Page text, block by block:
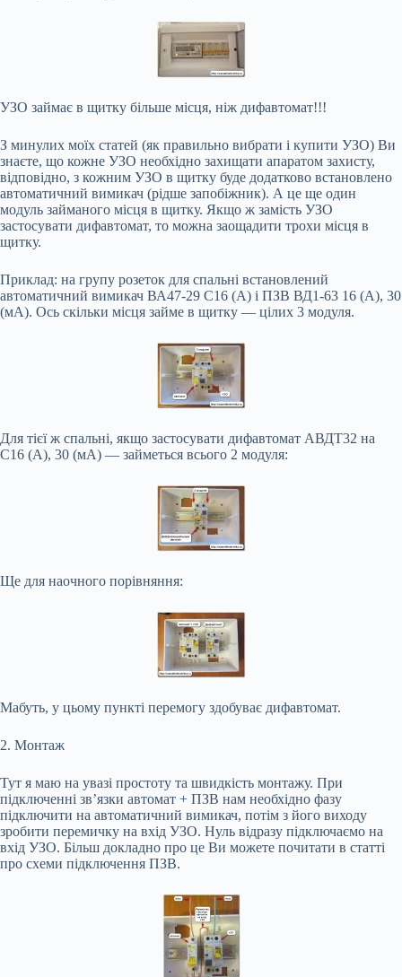
УЗО займає в щитку більше місця, ніж дифавтомат!!!
З минулих моїх статей (як правильно вибрати і купити УЗО) Ви
знаєте, що кожне УЗО необхідно захищати апаратом захисту,
відповідно, з кожним УЗО в щитку буде додатково встановлено
автоматичний вимикач (рідше запобіжник). А це ще один
модуль займаного місця в щитку. Якщо ж замість УЗО
застосувати дифавтомат, то можна заощадити трохи місця в
щитку.
Приклад: на групу розеток для спальні встановлений
автоматичний вимикач ВА47-29 С16 (А) і ПЗВ ВД1-63 16 (А), 30
(мА). Ось скільки місця займе в щитку — цілих 3 модуля.
Для тієї ж спальні, якщо застосувати дифавтомат АВДТ32 на
С16 (А), 30 (мА) — займеться всього 2 модуля:
Ще для наочного порівняння:
Мабуть, у цьому пункті перемогу здобуває дифавтомат.
2. Монтаж
Тут я маю на увазі простоту та швидкість монтажу. При
підключенні зв’язки автомат + ПЗВ нам необхідно фазу
підключити на автоматичний вимикач, потім з його виходу
зробити перемичку на вхід УЗО. Нуль відразу підключаємо на
вхід УЗО. Більш докладно про це Ви можете почитати в статті
про схеми підключення ПЗВ.